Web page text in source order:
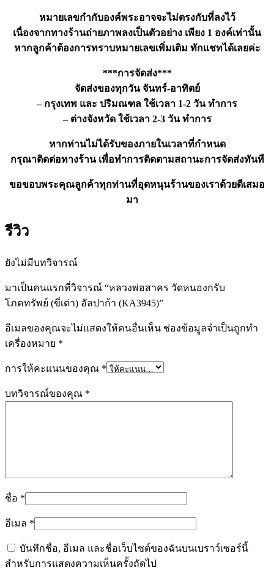
หมายเลขกำกับองค์พระอาจจะไม่ตรงกับที่ลงไว้
เนื่องจากทางร้านถ่ายภาพลงเป็นตัวอย่าง เพียง 1 องค์เท่านั้น
หากลูกค้าต้องการทราบหมายเลขเพิ่มเติม ทักแชทได้เลยค่ะ
***การจัดส่ง***
จัดส่งของทุกวัน จันทร์-อาทิตย์
– กรุงเทพ และ ปริมณฑล ใช้เวลา 1-2 วัน ทำการ
– ต่างจังหวัด ใช้เวลา 2-3 วัน ทำการ
หากท่านไม่ได้รับของภายในเวลาที่กำหนด
กรุณาติดต่อทางร้าน เพื่อทำการติดตามสถานะการจัดส่งทันที
ขอขอบพระคุณลูกค้าทุกท่านที่อุดหนุนร้านของเราด้วยดีเสมอ
มา
รีวิว
ยังไม่มีบทวิจารณ์
มาเป็นคนแรกที่วิจารณ์ “หลวงพ่อสาคร วัดหนองกรับ
โภคทรัพย์ (ขี่เต่า) อัลปาก้า (KA3945)”
อีเมลของคุณจะไม่แสดงให้คนอื่นเห็น ช่องข้อมูลจำเป็นถูกทำ
เครื่องหมาย *
การให้คะแนนของคุณ *
บทวิจารณ์ของคุณ *
ชื่อ *
อีเมล *
บันทึกชื่อ, อีเมล และชื่อเว็บไซต์ของฉันบนเบราว์เซอร์นี้
สำหรับการแสดงความเห็นครั้งถัดไป